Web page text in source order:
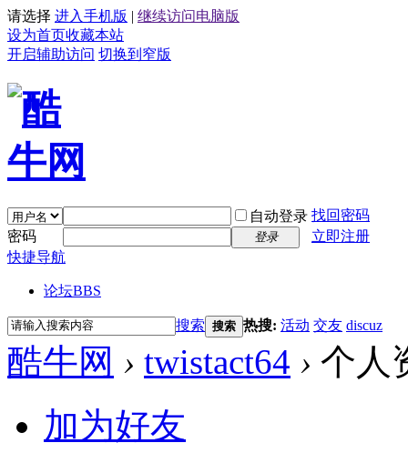
请选择 进入手机版 | 继续访问电脑版
设为首页收藏本站
开启辅助访问 切换到窄版
自动登录 找回密码
密码
登录
立即注册
快捷导航
论坛BBS
搜索 搜索 热搜: 活动 交友 discuz
酷牛网 › twistact64 › 个人
加为好友